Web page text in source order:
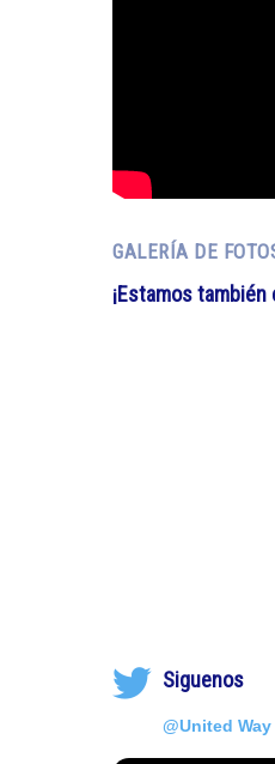
GALERÍA DE
¡Estamos
Siguenos
@United